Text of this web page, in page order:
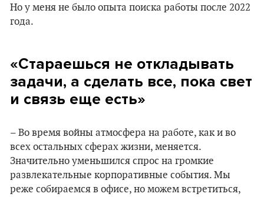
Но у меня не было опыта поиска работы после 2022
года.
«Стараешься не откладывать
задачи, а сделать все, пока свет
и связь еще есть»
– Во время войны атмосфера на работе, как и во
всех остальных сферах жизни, меняется.
Значительно уменьшился спрос на громкие
развлекательные корпоративные события. Мы
реже собираемся в офисе, но можем встретиться,